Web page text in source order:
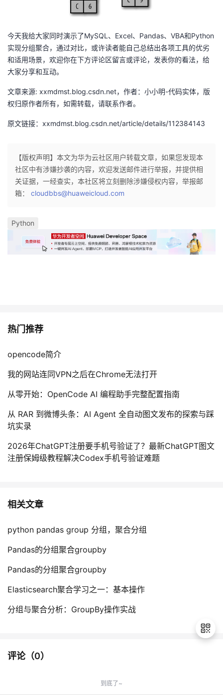
今天我给大家同时演示了MySQL、Excel、Pandas、VBA和Python
实现分组聚合，通过对比，或许读者能自己总结出各项工具的优劣
和适用场景，欢迎你在下方评论区留言或评论，发表你的看法，给
大家分享和互动。
文章来源: xxmdmst.blog.csdn.net，作者：小小明-代码实体，版
权归原作者所有，如需转载，请联系作者。
原文链接：xxmdmst.blog.csdn.net/article/details/112384143
【版权声明】本文为华为云社区用户转载文章，如果您发现本
社区中有涉嫌抄袭的内容，欢迎发送邮件进行举报，并提供相
关证据，一经查实，本社区将立刻删除涉嫌侵权内容，举报邮
箱： cloudbbs@huaweicloud.com
Python
热门推荐
opencode简介
我的网站连同VPN之后在Chrome无法打开
从零开始：OpenCode AI 编程助手完整配置指南
从 RAR 到微博头条：AI Agent 全自动图文发布的探索与踩
坑实录
2026年ChatGPT注册要手机号验证了？最新ChatGPT图文
注册保姆级教程解决Codex手机号验证难题
相关文章
python pandas group 分组，聚合分组
Pandas的分组聚合groupby
Pandas的分组聚合groupby
Elasticsearch聚合学习之一：基本操作
分组与聚合分析：GroupBy操作实战
评论（0）
到底了~